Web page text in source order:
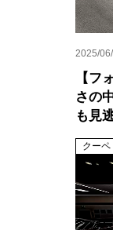
2025/
【フ
さの
も見
クーペ